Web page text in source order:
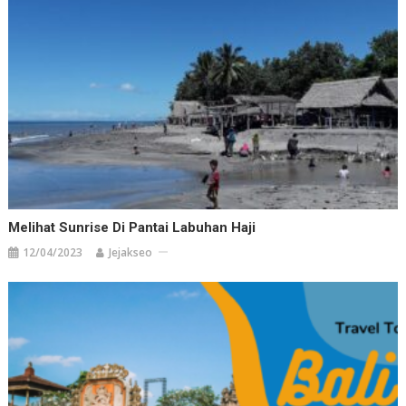
Melihat Sunrise Di Pantai Labuhan Haji
12/04/2023 Jejakseo